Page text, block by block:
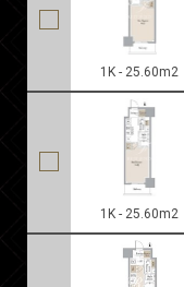
1K - 25.60m2
1K - 25.60m2